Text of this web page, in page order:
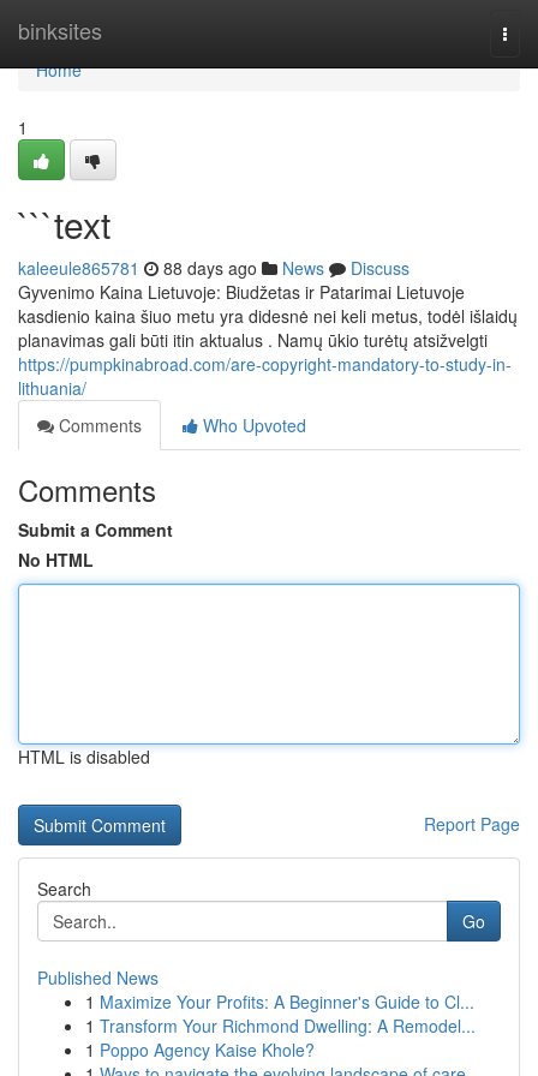
binksites
Home
Home
1
```text
kaleeule865781 88 days ago News
Discuss
Gyvenimo Kaina Lietuvoje: Biudžetas ir Patarimai Lietuvoje
kasdienio kaina šiuo metu yra didesnė nei keli metus, todėl išlaidų
planavimas gali būti itin aktualus . Namų ūkio turėtų atsižvelgti
https://pumpkinabroad.com/are-copyright-mandatory-to-study-in-
lithuania/
Comments
Who Upvoted
Comments
Submit a Comment
No HTML
HTML is disabled
Report Page
Search
Go
Published News
1 Maximize Your Profits: A Beginner's Guide to Cl...
1 Transform Your Richmond Dwelling: A Remodel...
1 Poppo Agency Kaise Khole?